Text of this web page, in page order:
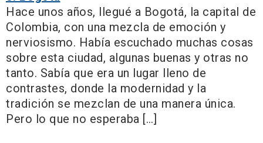
Hace unos años, llegué a Bogotá, la capital de
Colombia, con una mezcla de emoción y
nerviosismo. Había escuchado muchas cosas
sobre esta ciudad, algunas buenas y otras no
tanto. Sabía que era un lugar lleno de
contrastes, donde la modernidad y la
tradición se mezclan de una manera única.
Pero lo que no esperaba […]